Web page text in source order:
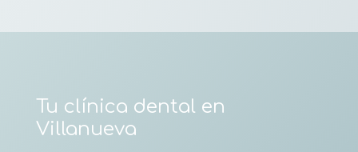
Tu clínica dental en
Villanueva